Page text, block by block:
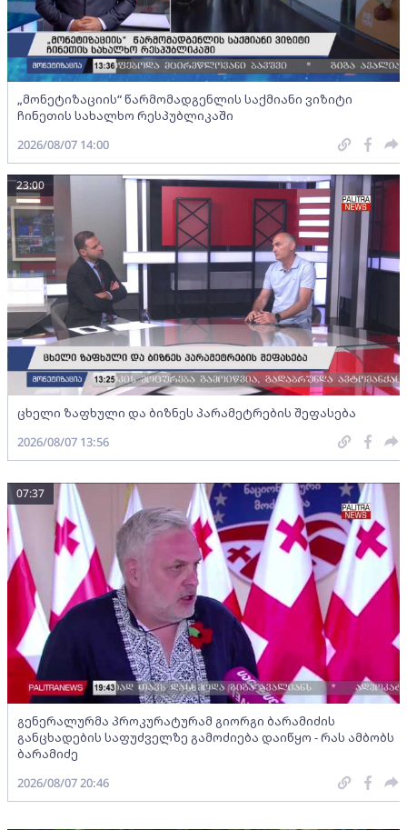
„მონეტიზაციის“ წარმომადგენლის საქმიანი ვიზიტი
ჩინეთის სახალხო რესპუბლიკაში
2026/08/07 14:00
ცხელი ზაფხული და ბიზნეს პარამეტრების შეფასება
23:00
2026/08/07 13:56
გენერალურმა პროკურატურამ გიორგი ბარამიძის
განცხადების საფუძველზე გამოძიება დაიწყო - რას ამბობს
ბარამიძე
07:37
2026/08/07 20:46